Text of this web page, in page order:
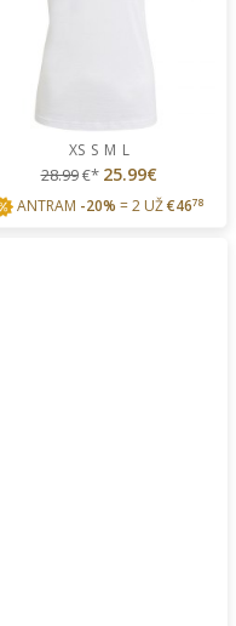
XS S M L
28.99€* 25.99€
ANTRAM -20% = 2 UŽ€4678